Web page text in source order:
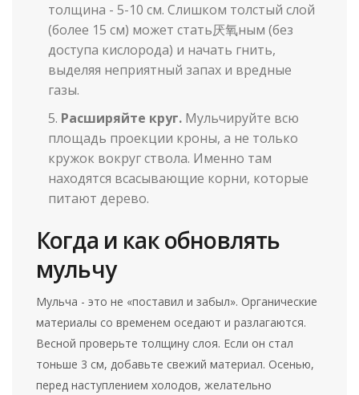
толщина - 5-10 см. Слишком толстый слой
(более 15 см) может стать厌氧ным (без
доступа кислорода) и начать гнить,
выделяя неприятный запах и вредные
газы.
Расширяйте круг. Мульчируйте всю
площадь проекции кроны, а не только
кружок вокруг ствола. Именно там
находятся всасывающие корни, которые
питают дерево.
Когда и как обновлять
мульчу
Мульча - это не «поставил и забыл». Органические
материалы со временем оседают и разлагаются.
Весной проверьте толщину слоя. Если он стал
тоньше 3 см, добавьте свежий материал. Осенью,
перед наступлением холодов, желательно